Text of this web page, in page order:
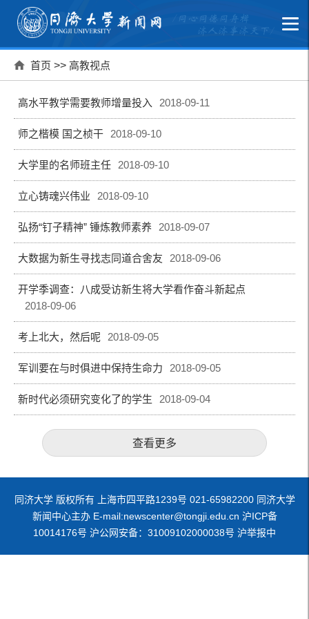
首页 >> 高教视点
高水平教学需要教师增量投入 2018-09-11
师之楷模 国之桢干 2018-09-10
大学里的名师班主任 2018-09-10
立心铸魂兴伟业 2018-09-10
弘扬“钉子精神” 锤炼教师素养 2018-09-07
大数据为新生寻找志同道合舍友 2018-09-06
开学季调查：八成受访新生将大学看作奋斗新起点
2018-09-06
考上北大，然后呢 2018-09-05
军训要在与时俱进中保持生命力 2018-09-05
新时代必须研究变化了的学生 2018-09-04
查看更多
同济大学 版权所有 上海市四平路1239号 021-65982200 同济大学
新闻中心主办 E-mail:newscenter@tongji.edu.cn 沪ICP备
10014176号 沪公网安备：31009102000038号 沪举报中